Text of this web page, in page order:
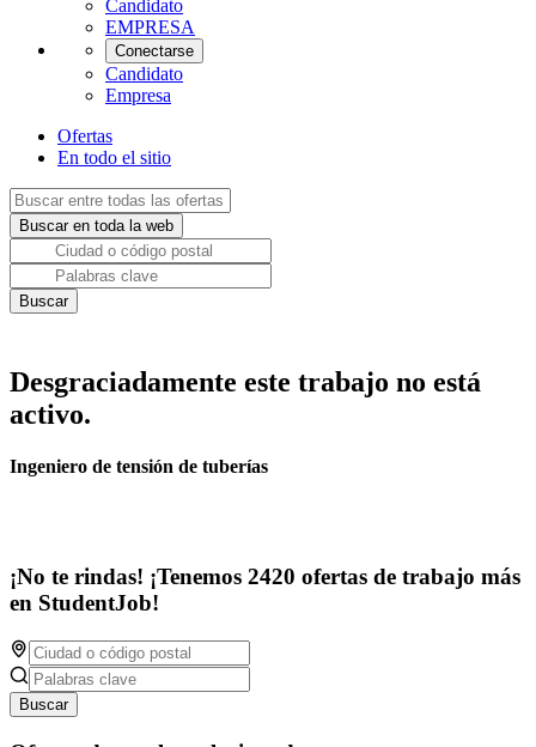
Candidato
EMPRESA
Conectarse
Candidato
Empresa
Ofertas
En todo el sitio
Desgraciadamente este trabajo no está
activo.
Ingeniero de tensión de tuberías
¡No te rindas! ¡Tenemos 2420 ofertas de trabajo más
en StudentJob!
Buscar